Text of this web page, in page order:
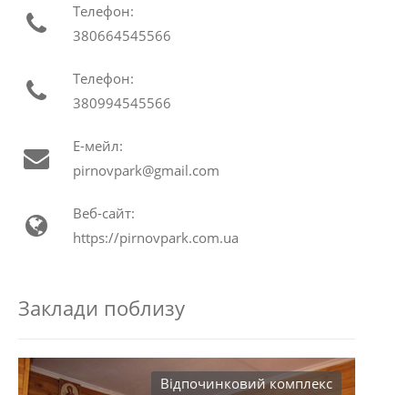
Телефон:
380664545566
Телефон:
380994545566
Е-мейл:
pirnovpark@gmail.com
Веб-сайт:
https://pirnovpark.com.ua
Заклади поблизу
Відпочинковий комплекс